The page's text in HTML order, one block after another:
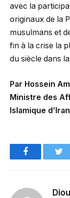
avec la
originaux de la
musulmans et
fin à la crise la
du siècle dans
Par Hossein
Ministre des
Islamique d’Iran
Facebook